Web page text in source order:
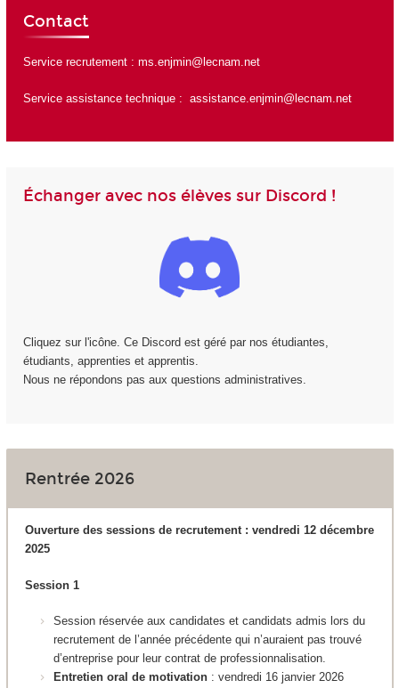
Contact
Service recrutement : ms.enjmin@lecnam.net
Service assistance technique : assistance.enjmin@lecnam.net
Échanger avec nos élèves sur Discord !
Cliquez sur l'icône. Ce Discord est géré par nos étudiantes,
étudiants, apprenties et apprentis.
Nous ne répondons pas aux questions administratives.
Rentrée 2026
Ouverture des sessions de recrutement : vendredi 12 décembre
2025
Session 1
Session réservée aux candidates et candidats admis lors du
recrutement de l’année précédente qui n’auraient pas trouvé
d’entreprise pour leur contrat de professionnalisation.
Entretien oral de motivation : vendredi 16 janvier 2026